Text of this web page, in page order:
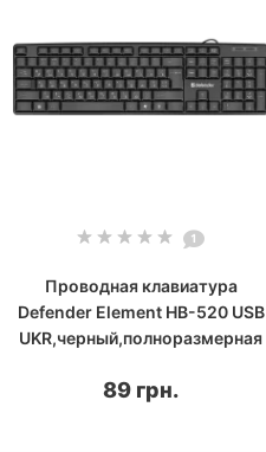
1
Проводная клавиатура
Defender Element HB-520 USB
UKR,черный,полноразмерная
89 грн.